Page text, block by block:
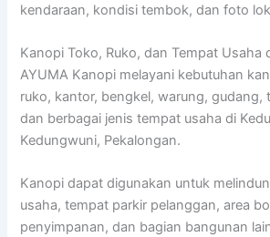
kendaraan, kondisi tembok, dan foto
Kanopi Toko, Ruko, dan Tempat Usaha
AYUMA Kanopi melayani kebutuhan
ruko, kantor, bengkel, warung, gudang,
dan berbagai jenis tempat usaha di
Kedungwuni, Pekalongan.
Kanopi dapat digunakan untuk
usaha, tempat parkir pelanggan, area
penyimpanan, dan bagian bangunan